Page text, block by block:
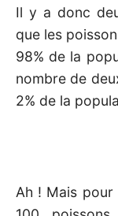
Il y a donc
que les
98% de la
nombre de
2% de la
Ah ! Mais